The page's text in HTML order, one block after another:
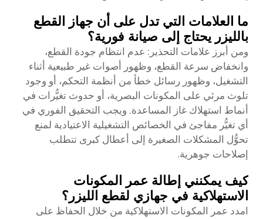
ما العلامات التي تدل على أن جهاز القطع
بالليزر يحتاج إلى صيانة فورية؟
ومن أبرز علامات التحذير: عدم انتظام جودة القطع،
وانخفاض سرعة القطع، وظهور أصوات غير طبيعية أثناء
التشغيل، وظهور رسائل خطأ من أنظمة التحكم، أو وجود
تلوث مرئي على المكونات البصرية، أو حدوث تغيُّرات في
أنماط استهلاك غاز المساعدة. ويجب التحقيق الفوري في
أي تغيُّر مفاجئ في الخصائص التشغيلية الاعتيادية لمنع
تحوُّل المشكلات الصغيرة إلى أعطال كبرى تتطلب
إصلاحات جوهرية.
كيف يمكنني إطالة عمر المكونات
الاستهلاكية في جهازي لقطع الليزر؟
امدد عمر المكونات الاستهلاكية من خلال الحفاظ على